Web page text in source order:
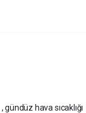
, gündüz hava sıcaklığı